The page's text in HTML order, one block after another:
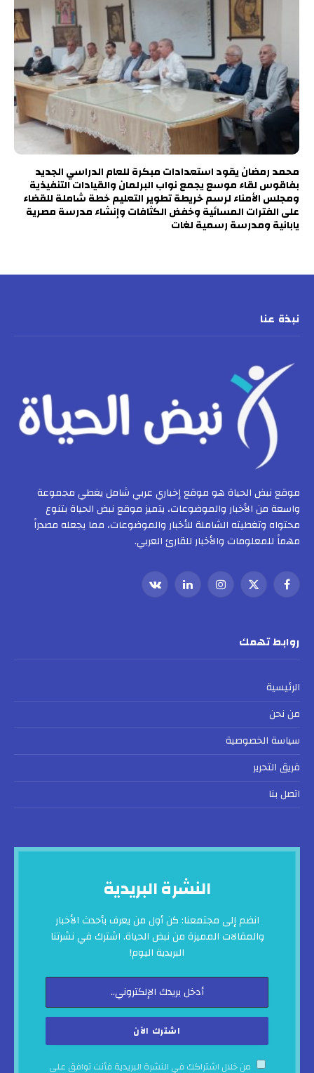
محمد رمضان يقود استعدادات مبكرة للعام الدراسي الجديد
بفاقوس لقاء موسع يجمع نواب البرلمان والقيادات التنفيذية
ومجلس الأمناء لرسم خريطة تطوير التعليم خطة شاملة للقضاء
على الفترات المسائية وخفض الكثافات وإنشاء مدرسة مصرية
يابانية ومدرسة رسمية لغات
نبذة عنا
موقع نبض الحياة هو موقع إخباري عربي شامل يغطي مجموعة
واسعة من الأخبار والموضوعات، يتميز موقع نبض الحياة بتنوع
محتواه وتغطيته الشاملة للأخبار والموضوعات، مما يجعله مصدراً
مهماً للمعلومات والأخبار للقارئ العربي.
فيسبوك
X
الانستغراملينكدإنVKontakte
روابط تهمك
الرئيسية
من نحن
سياسة الخصوصية
فريق التحرير
اتصل بنا
النشرة البريدية
انضم إلى مجتمعنا: كن أول من يعرف بأحدث الأخبار
والمقالات المميزة من نبض الحياة. اشترك في نشرتنا
البريدية اليوم!
من خلال اشتراكك في النشرة البريدية فأنت توافق على